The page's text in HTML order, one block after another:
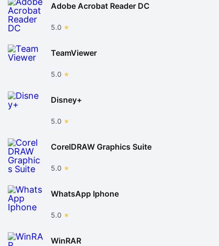
Adobe Acrobat Reader DC
5.0
TeamViewer
5.0
Disney+
5.0
CorelDRAW Graphics Suite
5.0
WhatsApp Iphone
5.0
WinRAR